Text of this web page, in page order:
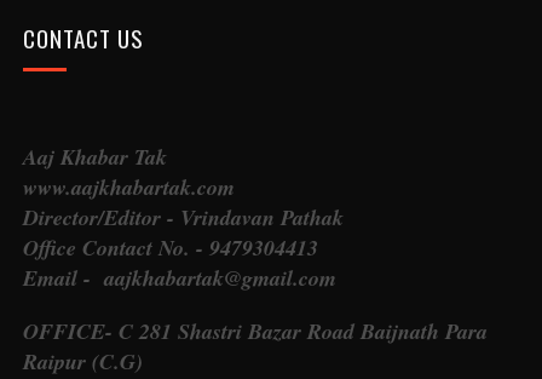
CONTACT US
Aaj Khabar Tak
www.aajkhabartak.com
Director/Editor - Vrindavan Pathak
Office Contact No. - 9479304413
Email - aajkhabartak@gmail.com
OFFICE- C 281 Shastri Bazar Road Baijnath Para
Raipur (C.G)